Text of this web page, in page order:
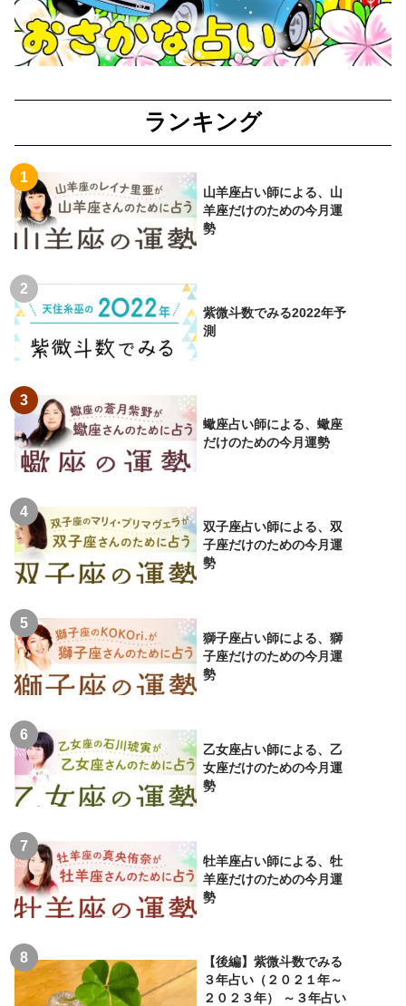
ランキング
山羊座占い師による、山
羊座だけのための今月運
勢
紫微斗数でみる2022年予
測
蠍座占い師による、蠍座
だけのための今月運勢
双子座占い師による、双
子座だけのための今月運
勢
獅子座占い師による、獅
子座だけのための今月運
勢
乙女座占い師による、乙
女座だけのための今月運
勢
牡羊座占い師による、牡
羊座だけのための今月運
勢
【後編】紫微斗数でみる
３年占い（２０２１年～
２０２３年） ～３年占い